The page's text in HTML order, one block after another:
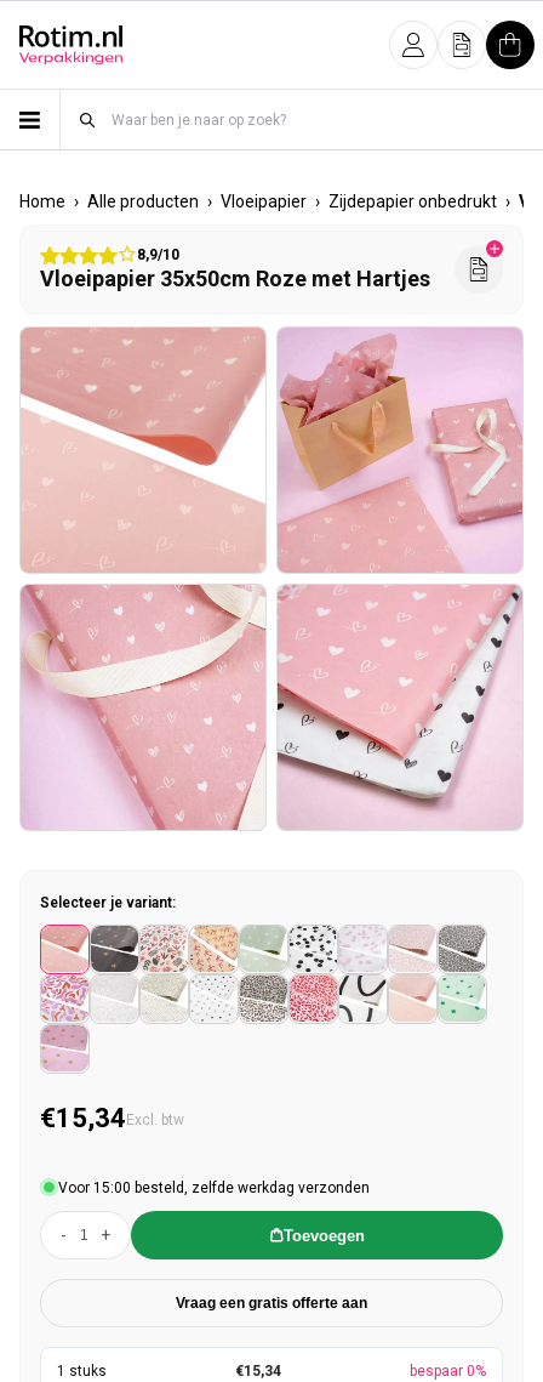
InloggenOfferte
Home › Alle producten › Vloeipapier › Zijdepapier onbedrukt ›
8,9/10
Vloeipapier 35x50cm Roze met Hartjes
Selecteer je variant:
Normale prijs
€15,34 Excl. btw
Voor 15:00 besteld, zelfde werkdag verzonden
- + Toevoegen
Vraag een gratis offerte aan
€15,34 bespaar 0%